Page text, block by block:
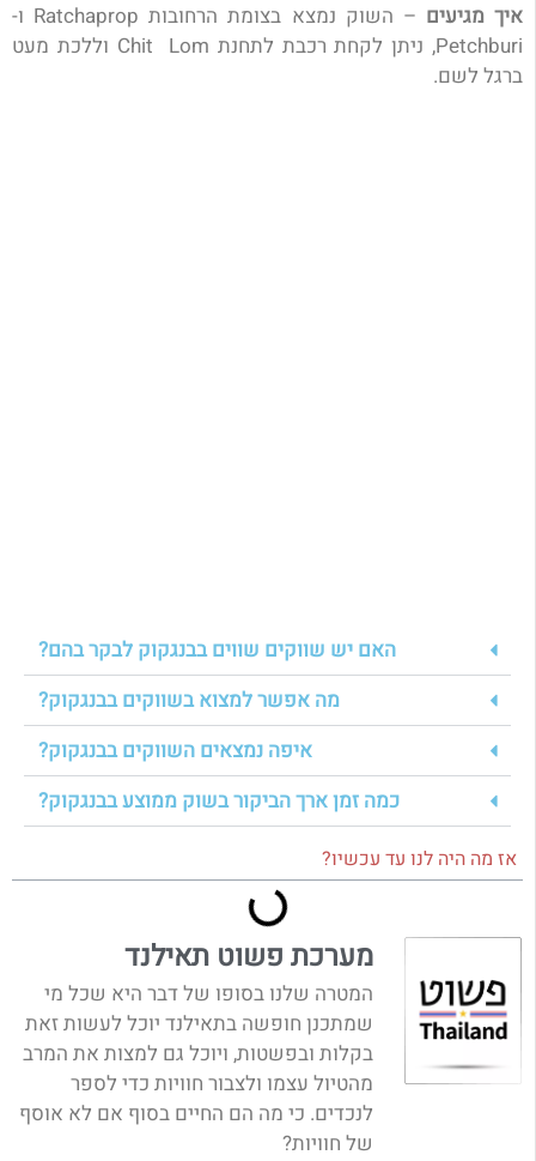
איך מגיעים – השוק נמצא בצומת הרחובות
Ratchaprop ו-
Petchburi, ניתן לקחת רכבת לתחנת Chit Lom וללכת מעט
ברגל לשם.
האם יש שווקים שווים בבנגקוק לבקר בהם?
מה אפשר למצוא בשווקים בבנגקוק?
איפה נמצאים השווקים בבנגקוק?
כמה זמן ארך הביקור בשוק ממוצע בבנגקוק?
אז מה היה לנו עד עכשיו?
מערכת פשוט תאילנד
המטרה שלנו בסופו של דבר היא שכל מי
שמתכנן חופשה בתאילנד יוכל לעשות זאת
בקלות ובפשטות, ויוכל גם למצות את המרב
מהטיול עצמו ולצבור חוויות כדי לספר
לנכדים. כי מה הם החיים בסוף אם לא אוסף
של חוויות?